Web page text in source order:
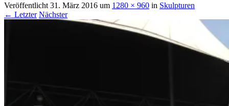
Veröffentlicht 31. März 2016 um 1280 × 960 in Skulpturen
← Letzter Nächster